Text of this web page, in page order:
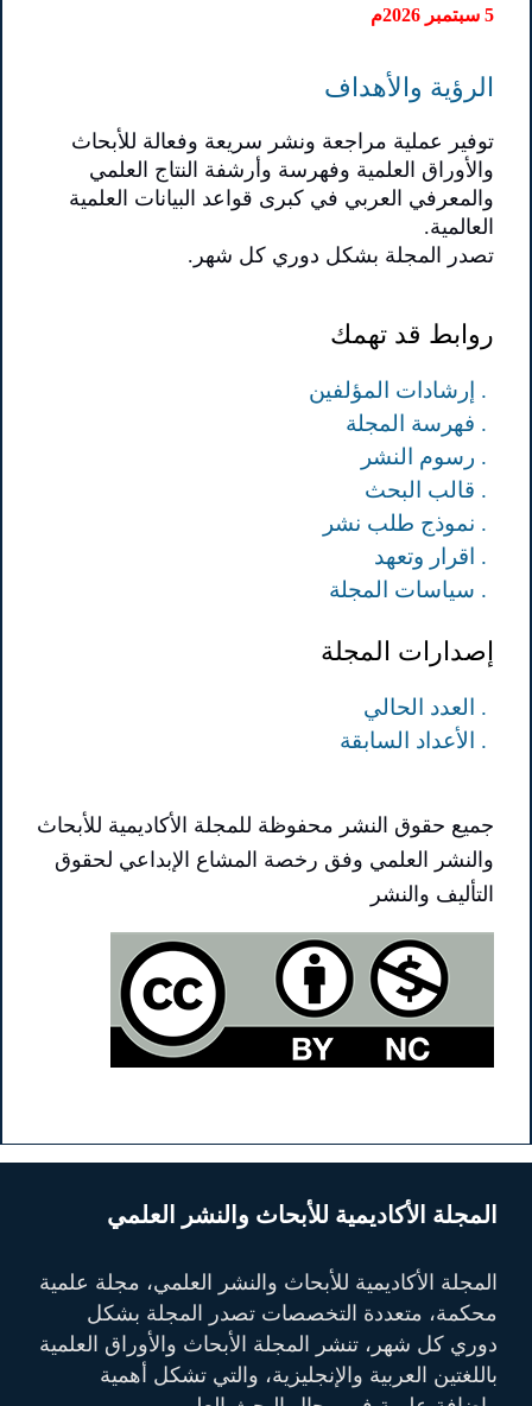
5 سبتمبر 2026م
الرؤية والأهداف
توفير عملية مراجعة ونشر سريعة وفعالة للأبحاث
والأوراق العلمية وفهرسة وأرشفة النتاج العلمي
والمعرفي العربي في كبرى قواعد البيانات العلمية
العالمية.
تصدر المجلة بشكل دوري كل شهر.
روابط قد تهمك
. إرشادات المؤلفين
. فهرسة المجلة
. رسوم النشر
. قالب البحث
. نموذج طلب نشر
. اقرار وتعهد
. سياسات المجلة
إصدارات المجلة
. العدد الحالي
. الأعداد السابقة
جميع حقوق النشر محفوظة للمجلة الأكاديمية للأبحاث
والنشر العلمي وفق رخصة المشاع الإبداعي لحقوق
التأليف والنشر
المجلة الأكاديمية للأبحاث والنشر العلمي
المجلة الأكاديمية للأبحاث والنشر العلمي، مجلة علمية
محكمة، متعددة التخصصات تصدر المجلة بشكل
دوري كل شهر، تنشر المجلة الأبحاث والأوراق العلمية
باللغتين العربية والإنجليزية، والتي تشكل أهمية